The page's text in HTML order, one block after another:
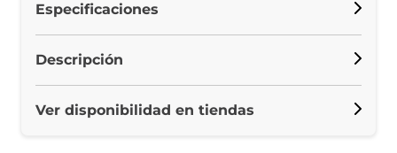
Especificaciones
Descripción
Ver disponibilidad en tiendas